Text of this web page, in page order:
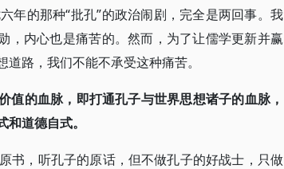
年的那种“批孔”的政治闹剧，完全是两回事。我
，内心也是痛苦的。然而，为了让儒学更新并赢
路，我们不能不承受这种痛苦。
值的血脉，即打通孔子与世界思想诸子的血脉，
道德自式。
书，听孔子的原话，但不做孔子的好战士，只做